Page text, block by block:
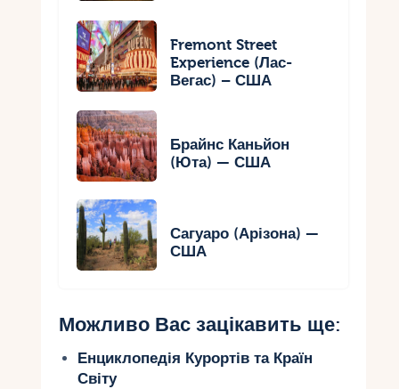
Fremont Street
Experience (Лас-
Вегас) – США
Брайнс Каньйон
(Юта) — США
Сагуаро (Арізона) —
США
Можливо Вас зацікавить ще:
Енциклопедія Курортів та Країн
Світу